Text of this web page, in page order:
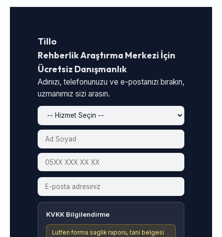
Tillo
Rehberlik Araştırma Merkezi İçin
Ücretsiz Danışmanlık
Adınızı, telefonunuzu ve e-postanızı bırakın,
uzmanımız sizi arasın.
KVKK Bilgilendirme
Lutfen forma saglik raporu, tani belgesi